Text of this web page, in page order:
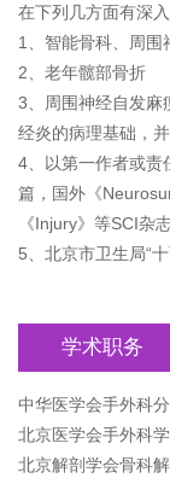
在下列几方面有深入
1、智能骨科、周围
2、老年髋部骨折
3、周围神经自发麻
经炎的病理基础，
4、以第一作者或责
篇，国外《
《Injury》等SCI杂
5、北京市卫生局“
学术职务
中华医学会手外科
北京医学会手外科
北京解剖学会骨科